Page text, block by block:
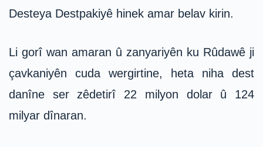
Desteya Destpakiyê hinek amar belav kirin.
Li gorî wan amaran û zanyariyên ku Rûdawê ji
çavkaniyên cuda wergirtine, heta niha dest
danîne ser zêdetirî 22 milyon dolar û 124
milyar dînaran.